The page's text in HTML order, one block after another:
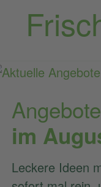
Angebote
im
Leckere Ideen